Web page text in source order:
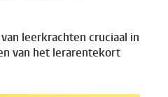
leerkrachten cruciaal in
van het lerarentekort